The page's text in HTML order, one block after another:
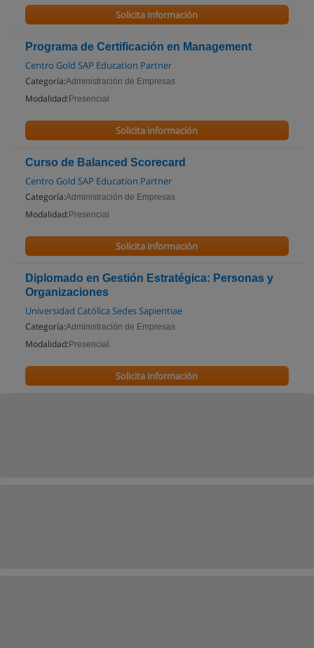
Solicita información
Programa de Certificación en Management
Centro Gold SAP Education Partner
Categoría:Administración de Empresas
Modalidad: Presencial
Solicita información
Curso de Balanced Scorecard
Centro Gold SAP Education Partner
Categoría:Administración de Empresas
Modalidad: Presencial
Solicita información
Diplomado en Gestión Estratégica: Personas y
Organizaciones
Universidad Católica Sedes Sapientiae
Categoría:Administración de Empresas
Modalidad: Presencial
Solicita información